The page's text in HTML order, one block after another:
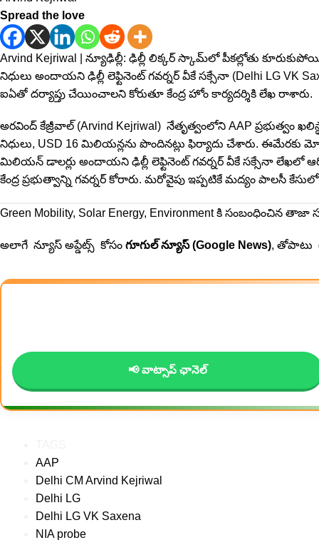
Spread the love
Arvind Kejriwal | న్యూఢిల్లీ: ఢిల్లీ లిక్క‌ర్ స్కామ్‌లో పీక‌ల్లోతు
నిధులు అందాయని ఢిల్లీ లెఫ్టినెంట్ గవర్నర్ వీకే సక్సేనా (Delhi LG VK
ఐఏతో ద‌ర్యాప్తు చేయించాల‌ని కోరుతూ కేంద్ర హోం కార్యదర్శికి లేఖ రాశారు.
అరవింద్ కేజ్రీవాల్ (Arvind Kejriwal) నేతృత్వంలోని AAP
నిధులు, USD 16 మిలియన్లను పొందినట్లు ఫిర్యాదు చేశారు. ఈమేర‌కు
మిలియన్‌ డాలర్లు అందాయని ఢిల్లీ లెఫ్టినెంట్ గవర్నర్ వీకే సక్సేనా లేఖలో
కేంద్ర ప్రభుత్వాన్ని గ‌వ‌ర్న‌ర్ కోరారు. మరోవైపు ఇప్పటికే మద్యం పాలసీ
Green Mobility, Solar Energy, Environment కి సంబంధించిన
అలాగే న్యూస్ అప్డేట్స్ కోసం గూగుల్ న్యూస్ (Google News), తోపాటు
📢 వాట్సాప్ ఛానెల్
AAP
Delhi CM Arvind Kejriwal
Delhi LG
Delhi LG VK Saxena
NIA probe